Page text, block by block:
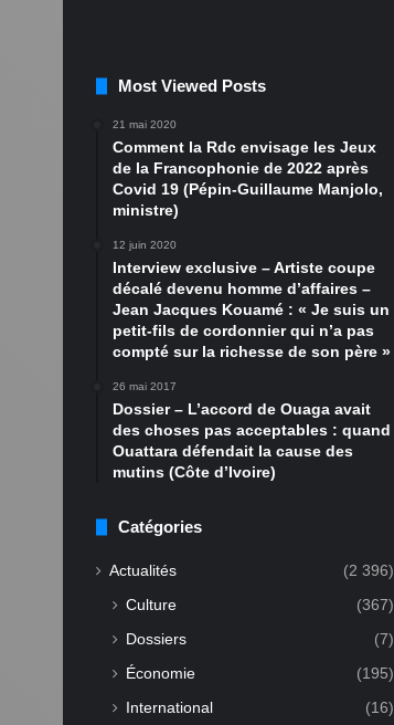
Most Viewed Posts
21 mai 2020
Comment la Rdc envisage les Jeux
de la Francophonie de 2022 après
Covid 19 (Pépin-Guillaume Manjolo,
ministre)
12 juin 2020
Interview exclusive – Artiste coupe
décalé devenu homme d’affaires –
Jean Jacques Kouamé : « Je suis un
petit-fils de cordonnier qui n’a pas
compté sur la richesse de son père »
26 mai 2017
Dossier – L’accord de Ouaga avait
des choses pas acceptables : quand
Ouattara défendait la cause des
mutins (Côte d’Ivoire)
Catégories
Actualités (2 396)
Culture
(367)
Dossiers
(7)
Économie
(195)
International
(16)